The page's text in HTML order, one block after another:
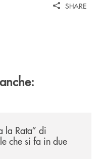
SHARE
la Rata” di
che si fa in due